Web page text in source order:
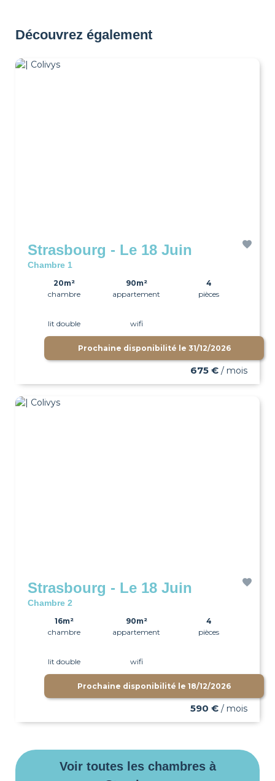
Découvrez également
Strasbourg - Le 18 Juin
Chambre 1
20m²
chambre
90m²
appartement
4
pièces
lit double wifi
Prochaine disponibilité le 31/12/2026
675 € / mois
Strasbourg - Le 18 Juin
Chambre 2
16m²
chambre
90m²
appartement
4
pièces
lit double wifi
Prochaine disponibilité le 18/12/2026
590 € / mois
Voir toutes les chambres à